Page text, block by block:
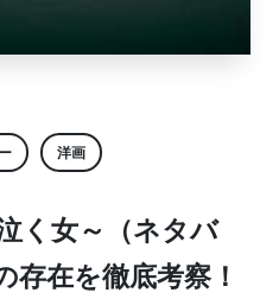
洋画
く女～（ネタバ
在を徹底考察！